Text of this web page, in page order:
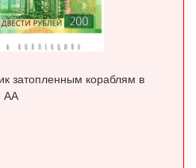
затопленным кораблям в
АА